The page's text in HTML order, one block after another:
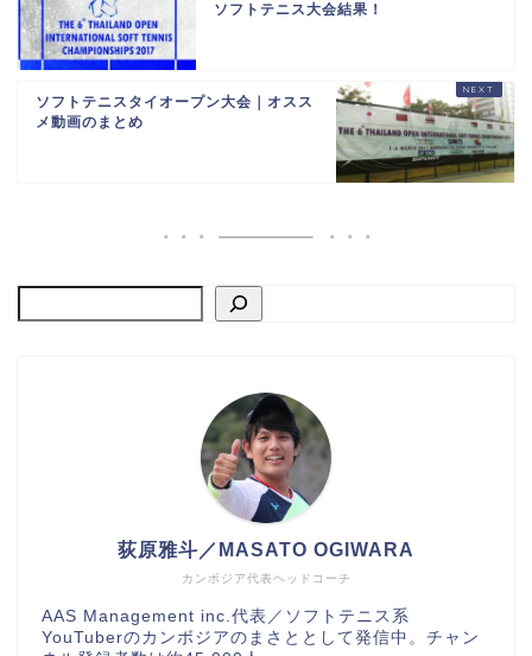
ソフトテニス大会結果！
ソフトテニスタイオープン大会｜オスス
メ動画のまとめ
カンボジア代表ヘッドコーチ
荻原雅斗／MASATO OGIWARA
AAS Management inc.代表／ソフトテニス系
YouTuberのカンボジアのまさととして発信中。チャン